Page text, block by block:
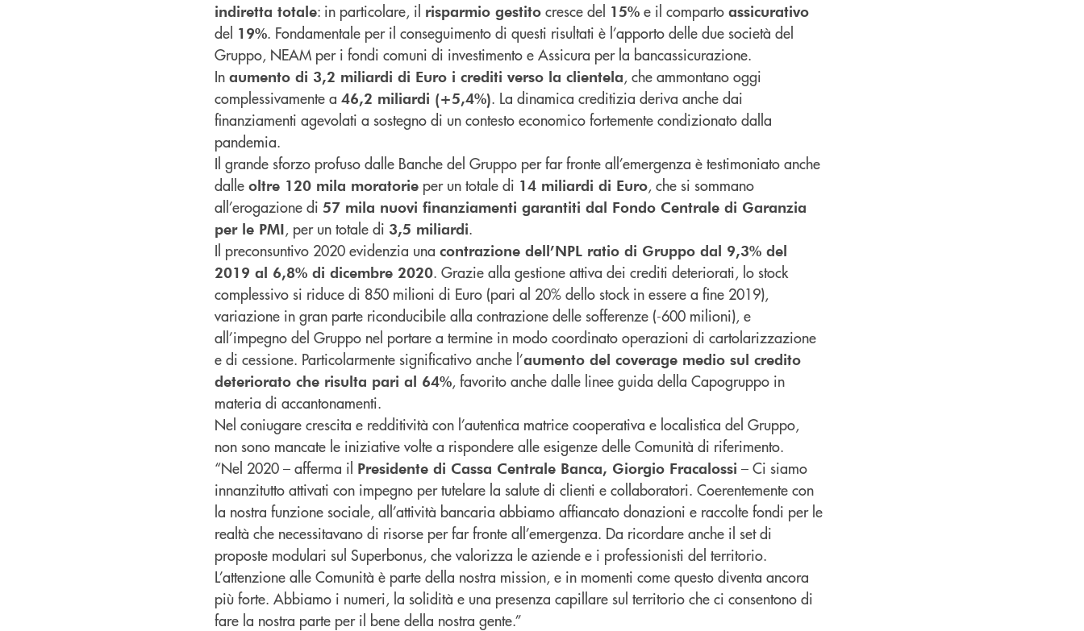
indiretta totale: in particolare, il risparmio gestito cresce del 15% e il comparto assicurativo
del 19%. Fondamentale per il conseguimento di questi risultati è l’apporto delle due società del
Gruppo, NEAM per i fondi comuni di investimento e Assicura per la bancassicurazione.
In aumento di 3,2 miliardi di Euro i crediti verso la clientela, che ammontano oggi
complessivamente a 46,2 miliardi (+5,4%). La dinamica creditizia deriva anche dai
finanziamenti agevolati a sostegno di un contesto economico fortemente condizionato dalla
pandemia.
Il grande sforzo profuso dalle Banche del Gruppo per far fronte all’emergenza è testimoniato anche
dalle oltre 120 mila moratorie per un totale di 14 miliardi di Euro, che si sommano
all’erogazione di 57 mila nuovi finanziamenti garantiti dal Fondo Centrale di Garanzia
per le PMI, per un totale di 3,5 miliardi.
Il preconsuntivo 2020 evidenzia una contrazione dell’NPL ratio di Gruppo dal 9,3% del
2019 al 6,8% di dicembre 2020. Grazie alla gestione attiva dei crediti deteriorati, lo stock
complessivo si riduce di 850 milioni di Euro (pari al 20% dello stock in essere a fine 2019),
variazione in gran parte riconducibile alla contrazione delle sofferenze (-600 milioni), e
all’impegno del Gruppo nel portare a termine in modo coordinato operazioni di cartolarizzazione
e di cessione. Particolarmente significativo anche l’aumento del coverage medio sul credito
deteriorato che risulta pari al 64%, favorito anche dalle linee guida della Capogruppo in
materia di accantonamenti.
Nel coniugare crescita e redditività con l’autentica matrice cooperativa e localistica del Gruppo,
non sono mancate le iniziative volte a rispondere alle esigenze delle Comunità di riferimento.
“Nel 2020 – afferma il Presidente di Cassa Centrale Banca, Giorgio Fracalossi – Ci siamo
innanzitutto attivati con impegno per tutelare la salute di clienti e collaboratori. Coerentemente con
la nostra funzione sociale, all’attività bancaria abbiamo affiancato donazioni e raccolte fondi per le
realtà che necessitavano di risorse per far fronte all’emergenza. Da ricordare anche il set di
proposte modulari sul Superbonus, che valorizza le aziende e i professionisti del territorio.
L’attenzione alle Comunità è parte della nostra mission, e in momenti come questo diventa ancora
più forte. Abbiamo i numeri, la solidità e una presenza capillare sul territorio che ci consentono di
fare la nostra parte per il bene della nostra gente.”